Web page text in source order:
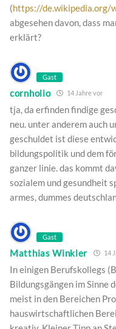
(https://
abgesehen davon, dass
erklärt?
Gast
cornholio 14 Jahre vor
tja, da erfinden findige
neu. unter anderem auch
geschuldet ist diese
bildungspolitik und dem
ganzer linie. das kommt
sozialem und gesundheit
armes, dummes
Gast
Matthias Winkler 14
In einigen Berufskollegs
Bildungsgängen im Sinne
meist in den Bereichen
hauswirtschaftlichen